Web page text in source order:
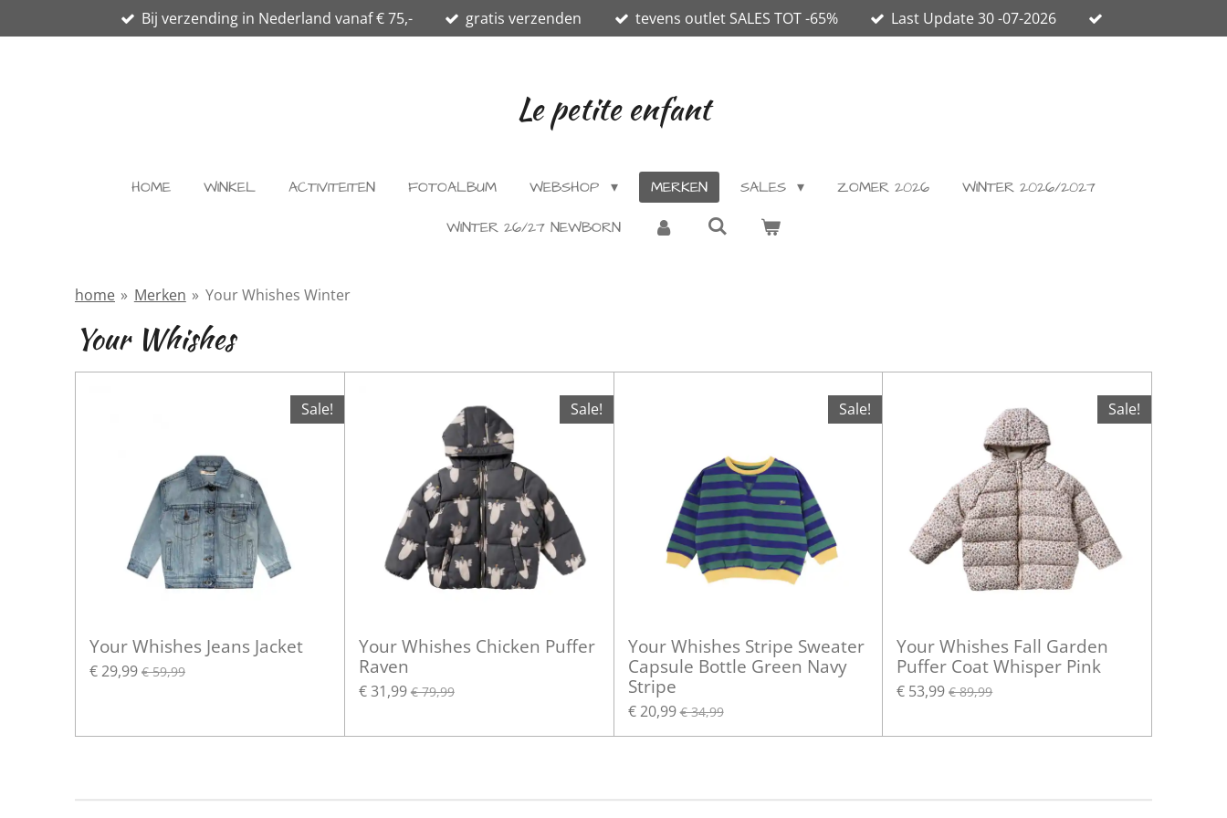
direct
Bij verzending in Nederland vanaf € 75,- gratis verzenden tevens outlet SALES TOT -65% Last Update 30 -07-2026
Le petite enfant
HOME WINKEL ACTIVITEITEN FOTOALBUM WEBSHOP MERKEN SALES ZOMER 2026
WINTER 2026/2027
WINTER 26/27 NEWBORN
home » Merken » Your Whishes Winter
Your Whishes
Sale!
Your Whishes Jeans Jacket
€ 29,99 € 59,99
Sale!
Your Whishes Chicken Puffer
Raven
€ 31,99 € 79,99
Sale!
Your Whishes Stripe Sweater
Capsule Bottle Green Navy
Stripe
€ 20,99 € 34,99
Sale!
Your Whishes Fall Garden
Puffer Coat Whisper Pink
€ 53,99 € 89,99